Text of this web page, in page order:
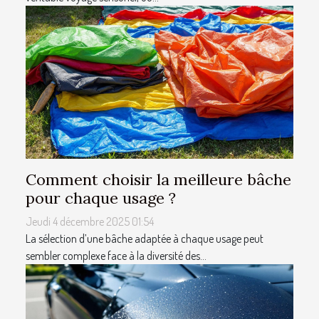
Comment choisir la meilleure bâche
pour chaque usage ?
Jeudi 4 décembre 2025 01:54
La sélection d’une bâche adaptée à chaque usage peut
sembler complexe face à la diversité des...